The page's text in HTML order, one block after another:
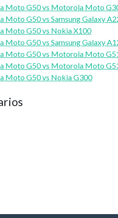
Moto G50 vs Motorola Moto
Moto G50 vs Samsung Galaxy
Moto G50 vs Nokia X100
Moto G50 vs Samsung Galaxy
Moto G50 vs Motorola Moto
Moto G50 vs Motorola Moto
Moto G50 vs Nokia G300